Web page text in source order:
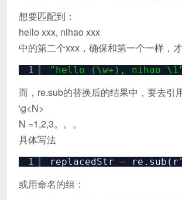
想要匹配到：
hello xxx, nihao xxx
中的第二个xxx，确保和第一个一样，才
1 "hello (\w+), nihao \1"
而，re.sub的替换后的结果中，要去引
\g<N>
N =1,2,3。。。
具体写法
1 replacedStr = re.sub(r
或用命名的组：